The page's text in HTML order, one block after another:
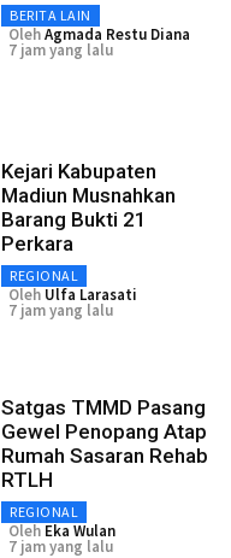
BERITA LAIN
OlehAgmada Restu Diana
7 jam yang lalu
Kejari Kabupaten
Madiun Musnahkan
Barang Bukti 21
Perkara
REGIONAL
Oleh Ulfa Larasati
7 jam yang lalu
Satgas TMMD Pasang
Gewel Penopang Atap
Rumah Sasaran Rehab
RTLH
REGIONAL
Oleh Eka Wulan
7 jam yang lalu